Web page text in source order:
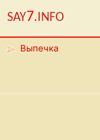
SAY7.INFO
Выпечка